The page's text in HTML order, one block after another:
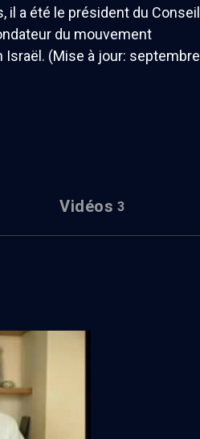
a été le président du Conseil
du mouvement
(Mise à jour: septembre
Vidéos 3
(5/9)